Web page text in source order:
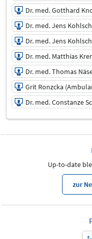
Dr. med. Gotthard
Dr. med. Jens
Dr. med. Jens
Dr. med. Matthias
Dr. med. Thomas
Grit Ronzcka
Dr. med. Constanze
Dr. med. Thomas
Dr. med. Karin
Up-to-date
zur